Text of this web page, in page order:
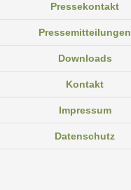
Pressekontakt
Pressemitteilungen
Downloads
Kontakt
Impressum
Datenschutz